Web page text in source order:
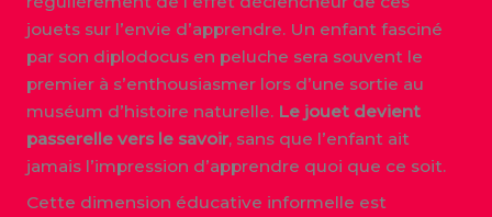
jouets sur l’envie d’apprendre. Un enfant fasciné
par son diplodocus en peluche sera souvent le
premier à s’enthousiasmer lors d’une sortie au
muséum d’histoire naturelle. Le jouet devient
passerelle vers le savoir, sans que l’enfant ait
jamais l’impression d’apprendre quoi que ce soit.
Cette dimension éducative informelle est